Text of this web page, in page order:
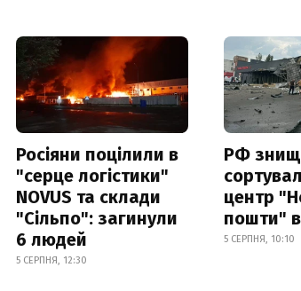
Росіяни поцілили в
"серце логістики"
NOVUS та склади
"Сільпо": загинули
6 людей
5 СЕРПНЯ, 12:30
РФ
центр
пошти" в
5 СЕРПНЯ, 10:10